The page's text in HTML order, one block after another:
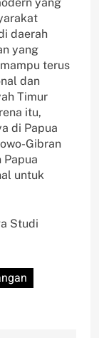
daerah
yang
terus
dan
Timur
itu,
di Papua
Gibran
untuk
Studi